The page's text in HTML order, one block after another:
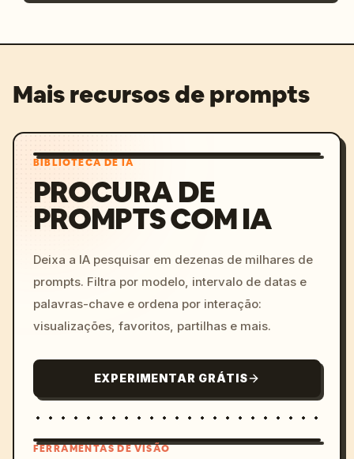
Mais recursos de prompts
BIBLIOTECA DE IA
PROCURA DE
PROMPTS COM IA
Deixa a IA pesquisar em dezenas de milhares de
prompts. Filtra por modelo, intervalo de datas e
palavras-chave e ordena por interação:
visualizações, favoritos, partilhas e mais.
EXPERIMENTAR GRÁTIS
FERRAMENTAS DE VISÃO